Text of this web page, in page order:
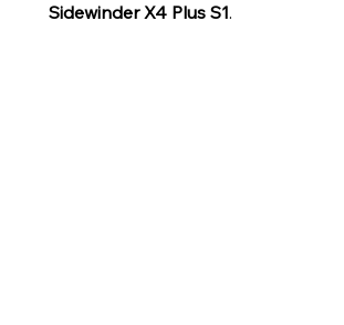
Sidewinder X4 Plus S1.